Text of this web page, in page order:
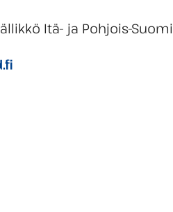
Itä- ja Pohjois-Suomi